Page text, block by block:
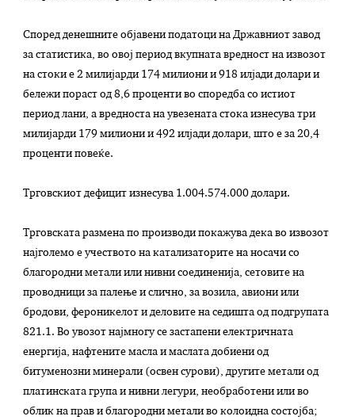
Според денешните објавени податоци на Државниот завод
за статистика, во овој период вкупната вредност на извозот
на стоки е 2 милијарди 174 милиони и 918 илјади долари и
бележи пораст од 8,6 проценти во споредба со истиот
период лани, а вредноста на увeзената стока изнесува три
милијарди 179 милиони и 492 илјади долари, што е за 20,4
проценти повеќе.
Трговскиот дефицит изнесува 1.004.574.000 долари.
Трговската размена по производи покажува дека во извозот
најголемо е учеството на катализаторите на носачи со
благородни метали или нивни соединенија, сетовите на
проводници за палење и слично, за возила, авиони или
бродови, фероникелот и деловите на седишта од подгрупата
821.1. Во увозот најмногу се застапени електричната
енергија, нафтените масла и маслата добиени од
битуменозни минерали (освен сурови), другите метали од
платинската група и нивни легури, необработени или во
облик на прав и благородни метали во колоидна состојба;